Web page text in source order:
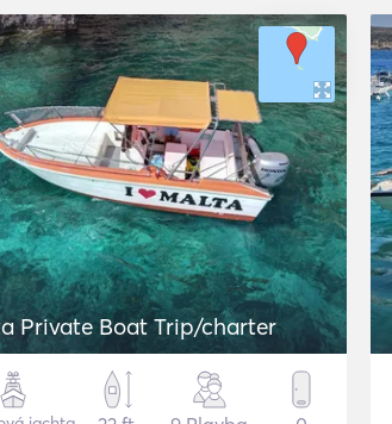
Private Boat Trip/charter